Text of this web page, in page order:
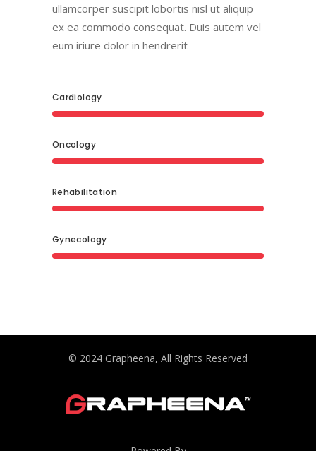
ullamcorper suscipit lobortis nisl ut aliquip
ex ea commodo consequat. Duis autem vel
eum iriure dolor in hendrerit
Cardiology
Oncology
Rehabilitation
Gynecology
© 2024 Grapheena, All Rights Reserved